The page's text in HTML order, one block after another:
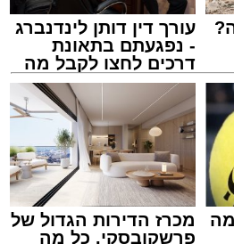
עורך דין דותן לינדנברג
- נפגעתם בתאונת
דרכים לחצו לקבל מה
שמגיע לכם
מכרז הדירות הגדול של
פרשקובסקי. כל מה